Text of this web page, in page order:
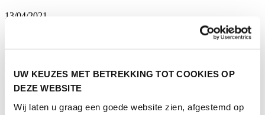
UW KEUZES MET BETREKKING TOT COOKIES OP
DEZE WEBSITE
Wij laten u graag een goede website zien, afgestemd op
13/04/2021
Baby voeding